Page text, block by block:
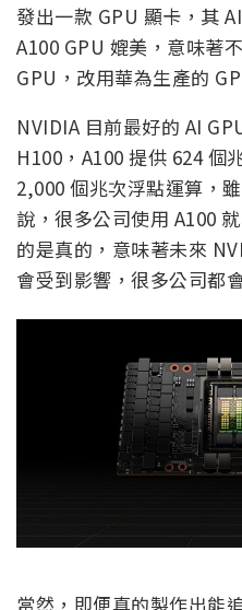
發出一款 GPU 顯卡，其
A100 GPU 媲美，意味著
GPU，改用華為生產的
NVIDIA 目前最好的 AI
H100，A100 提供 624 個
2,000 個兆次浮點運算，
說，很多公司使用 A100
的是真的，意味著未來
會受到影響，很多公司都
當然，即便真的製作出能